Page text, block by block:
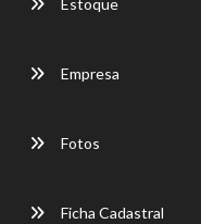
Empresa
Fotos
Ficha Cadastral